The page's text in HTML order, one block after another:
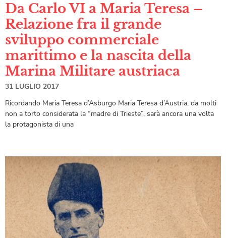
Da Carlo VI a Maria Teresa –
Relazione fra il grande
sviluppo commerciale
marittimo e la nascita della
Marina Militare austriaca
31 LUGLIO 2017
Ricordando Maria Teresa d’Asburgo Maria Teresa d’Austria, da molti
non a torto considerata la “madre di Trieste”, sarà ancora una volta
la protagonista di una